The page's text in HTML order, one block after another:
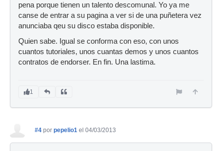
pena porque tienen un talento descomunal. Yo ya me
canse de entrar a su pagina a ver si de una puñetera vez
anunciaba qeu su disco estaba disponible.
Quien sabe. Igual se conforma con eso, con unos
cuantos tutoriales, unos cuantas demos y unos cuantos
contratos de endorser. En fin. Una lastima.
1
#4 por pepelio1 el 04/03/2013